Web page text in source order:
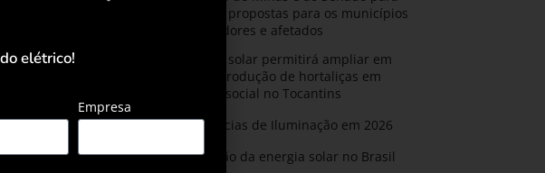
discutir propostas para os municípios
mineradores e afetados
Energia solar permitirá ampliar em
25% a produção de hortaliças em
projeto social no Tocantins
Tendências de Iluminação em 2026
Expansão da energia solar no Brasil
elétrico!
Empresa